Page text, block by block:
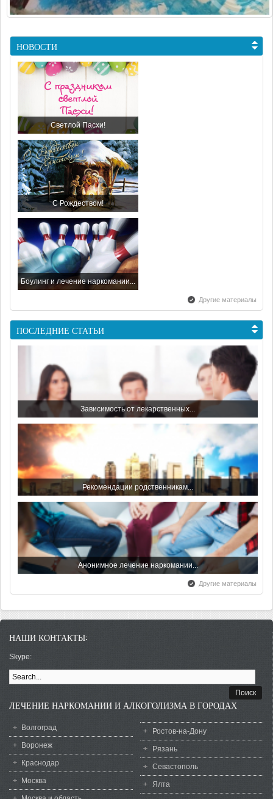
НОВОСТИ
Светлой Пасхи!
С Рождеством!
Боулинг и лечение наркомании...
Всемирный день борьбы со...
С праздником - с Днем...
Всероссийский день трезвости
Обучающий тренинг и лечение...
Другие материалы
ПОСЛЕДНИЕ СТАТЬИ
Зависимость от лекарственных...
Рекомендации родственникам...
Анонимное лечение наркомании...
Скрытый алкоголизм! Богатые и...
Лечение зависимости от солей
Другие материалы
НАШИ КОНТАКТЫ:
Skype:
ФОРМА ПОИСКА
ЛЕЧЕНИЕ НАРКОМАНИИ И АЛКОГОЛИЗМА В ГОРОДАХ
Волгоград
Воронеж
Краснодар
Москва
Ростов-на-Дону
Рязань
Севастополь
Ялта